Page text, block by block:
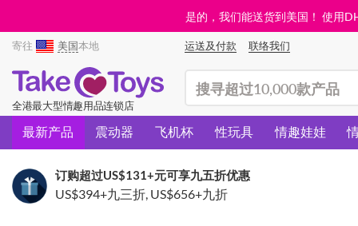
是的，我们能送货到美国！ 使用
寄往 美国本地 运送及付款 联络我们
全港最大型情趣用品连锁店
最新产品 震动器 飞机杯 性玩具 情趣娃娃
订购超过US$131+元可享九五折优惠
US$394+九三折, US$656+九折